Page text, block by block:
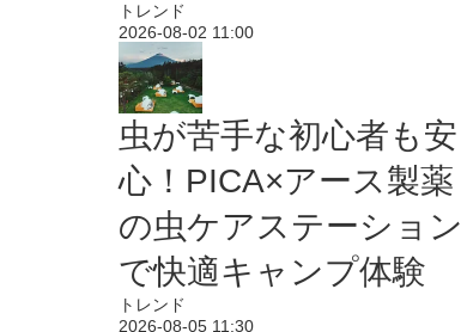
トレンド
2026-08-02 11:00
虫が苦手な初心者も安
心！PICA×アース製薬
の虫ケアステーション
で快適キャンプ体験
トレンド
2026-08-05 11:30